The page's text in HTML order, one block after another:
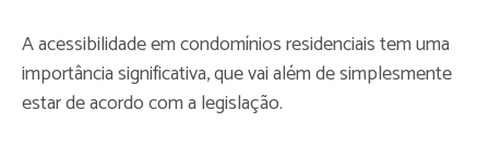
A acessibilidade em condomínios residenciais tem uma
importância significativa, que vai além de simplesmente
estar de acordo com a legislação.